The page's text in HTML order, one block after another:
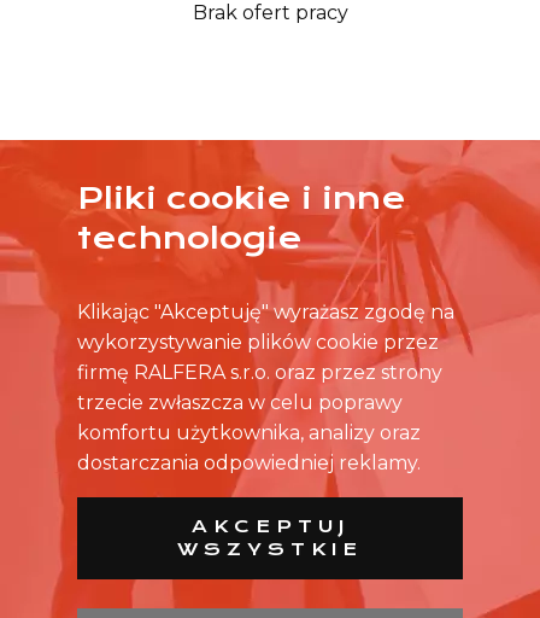
Brak ofert pracy
ŻADNA OFERTA CIĘ NIE ZAINTERESOWAŁA?
SKONTAKTUJ SIĘ BEZPOŚREDNIO ZE SKLEPEM.
Pliki cookie i inne
technologie
Klikając "Akceptuję" wyrażasz zgodę na
wykorzystywanie plików cookie przez
firmę RALFERA s.r.o. oraz przez strony
trzecie zwłaszcza w celu poprawy
komfortu użytkownika, analizy oraz
dostarczania odpowiedniej reklamy.
AKCEPTUJ
WSZYSTKIE